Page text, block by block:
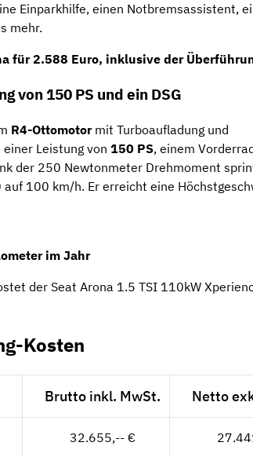
Einparkhilfe, einen Notbremsassistent,
mehr.
für2.588 Euro, inklusive der
von 150 PS und ein DSG
R4-Ottomotormit Turboaufladung und
Leistung von 150 PS, einem
der 250 Newtonmeter Drehmoment
auf 100 km/h. Er erreicht eine
im Jahr
der Seat Arona 1.5 TSI 110kW
Kosten
Brutto inkl. MwSt. Netto
32.655,-- €